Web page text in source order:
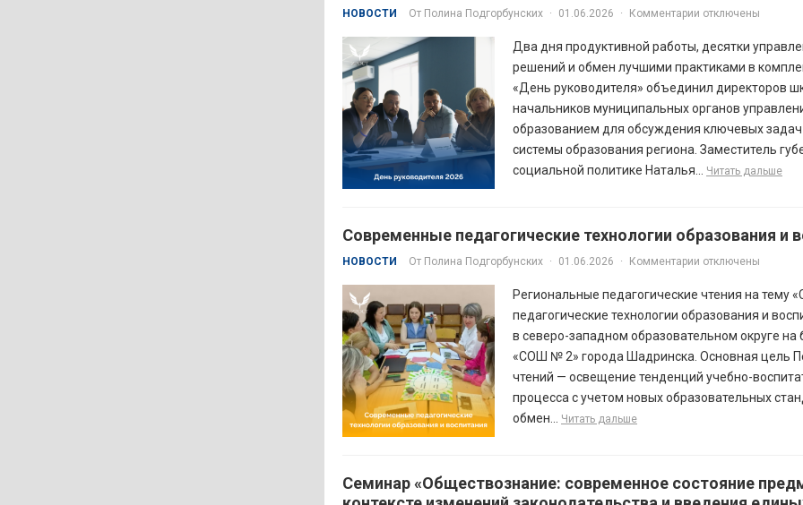
НОВОСТИ От Полина Подгорбунских · 01.06.2026 · Комментарии отключены
Два дня продуктивной работы, десятки
решений и обмен лучшими практиками в
«День руководителя» объединил директоров
начальников муниципальных органов
образованием для обсуждения ключевых задач
системы образования региона. Заместитель
социальной политике Наталья...
Читать дальше
Современные педагогические технологии образования и
НОВОСТИ От Полина Подгорбунских · 01.06.2026 · Комментарии отключены
Региональные педагогические чтения на тему
педагогические технологии образования и
в северо-западном образовательном округе
«СОШ № 2» города Шадринска. Основная цель
чтений — освещение тенденций учебно-
процесса с учетом новых образовательных
обмен...
Читать дальше
Семинар «Обществознание: современное состояние